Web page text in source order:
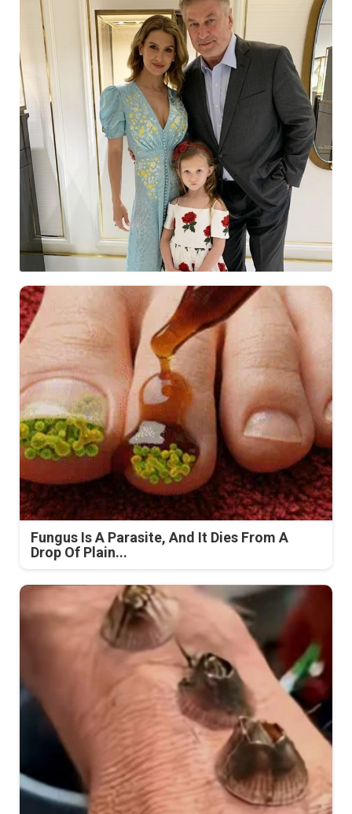
Fungus Is A Parasite, And It Dies From A
Drop Of Plain...